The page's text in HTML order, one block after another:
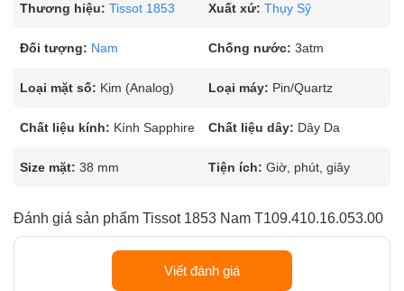
Thương hiệu: Tissot 1853 Xuất xứ: Thụy Sỹ
Đối tượng: Nam Chống nước: 3atm
Loại mặt số: Kim (Analog) Loại máy: Pin/Quartz
Chất liệu kính: Kính Sapphire Chất liệu dây: Dây Da
Size mặt: 38 mm Tiện ích: Giờ, phút, giây
Đánh giá sản phẩm Tissot 1853 Nam T109.410.16.053.00
Viết đánh giá